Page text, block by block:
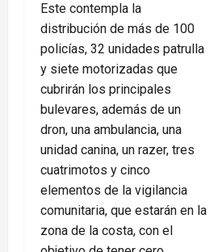
Este contempla la
distribución de más de 100
policías, 32 unidades patrulla
y siete motorizadas que
cubrirán los principales
bulevares, además de un
dron, una ambulancia, una
unidad canina, un razer, tres
cuatrimotos y cinco
elementos de la vigilancia
comunitaria, que estarán en la
zona de la costa, con el